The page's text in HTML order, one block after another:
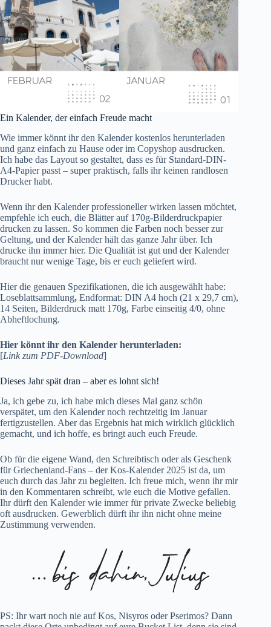
Ein Kalender, der einfach Freude macht
Wie immer könnt ihr den Kalender kostenlos herunterladen
und ganz einfach zu Hause oder im Copyshop ausdrucken.
Ich habe das Layout so gestaltet, dass es für Standard-DIN-
A4-Papier passt – super praktisch, falls ihr keinen randlosen
Drucker habt.
Wenn ihr den Kalender professioneller wirken lassen möchtet,
empfehle ich euch, die Blätter auf 170g-Bilderdruckpapier
drucken zu lassen. So kommen die Farben noch besser zur
Geltung, und der Kalender hält das ganze Jahr über. Ich
drucke ihn immerhier. Die Qualität ist gut und der Kalender
braucht nur wenige Tage, bis er euch geliefert wird.
Hier die genauen Spezifikationen, die ich ausgewählt habe:
Loseblattsammlung, Endformat: DIN A4 hoch (21 x 29,7 cm),
14 Seiten, Bilderdruck matt 170g, Farbe einseitig 4/0, ohne
Abheftlochung.
Hier könnt ihr den Kalender herunterladen:
[Link zum PDF-Download]
Dieses Jahr spät dran – aber es lohnt sich!
Ja, ich gebe zu, ich habe mich dieses Mal ganz schön
verspätet, um den Kalender noch rechtzeitig im Januar
fertigzustellen. Aber das Ergebnis hat mich wirklich glücklich
gemacht, und ich hoffe, es bringt auch euch Freude.
Ob für die eigene Wand, den Schreibtisch oder als Geschenk
für Griechenland-Fans – der Kos-Kalender 2025 ist da, um
euch durch das Jahr zu begleiten. Ich freue mich, wenn ihr mir
in den Kommentaren schreibt, wie euch die Motive gefallen.
Ihr dürft den Kalender wie immer für private Zwecke beliebig
oft ausdrucken. Gewerblich dürft ihr ihn nicht ohne meine
Zustimmung verwenden.
PS: Ihr wart noch nie auf Kos, Nisyros oder Pserimos? Dann